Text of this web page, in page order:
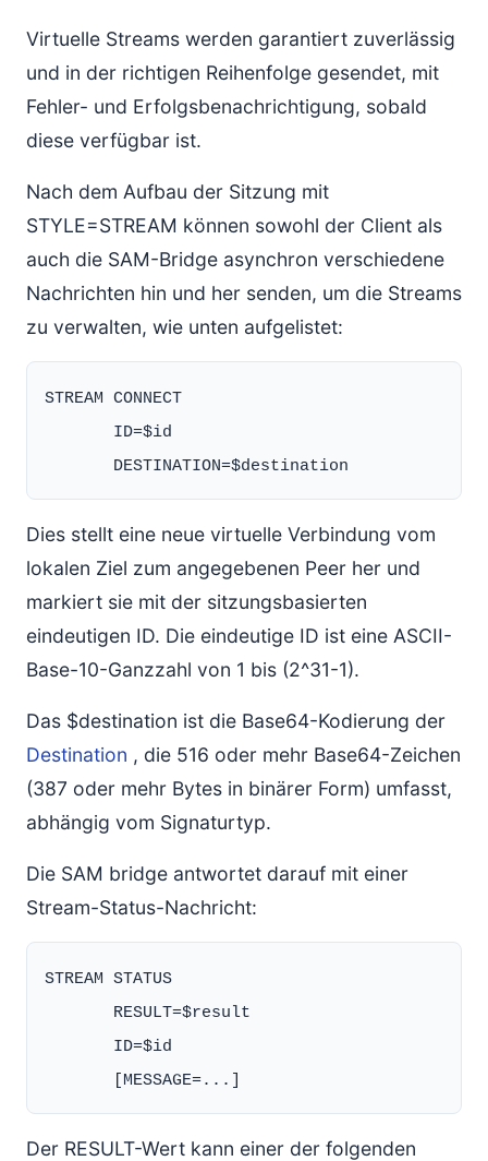
Virtuelle Streams werden garantiert zuverlässig
und in der richtigen Reihenfolge gesendet, mit
Fehler- und Erfolgsbenachrichtigung, sobald
diese verfügbar ist.
Nach dem Aufbau der Sitzung mit
STYLE=STREAM können sowohl der Client als
auch die SAM-Bridge asynchron verschiedene
Nachrichten hin und her senden, um die Streams
zu verwalten, wie unten aufgelistet:
STREAM CONNECT
       ID=$id
Dies stellt eine neue virtuelle Verbindung vom
lokalen Ziel zum angegebenen Peer her und
markiert sie mit der sitzungsbasierten
eindeutigen ID. Die eindeutige ID ist eine ASCII-
Base-10-Ganzzahl von 1 bis (2^31-1).
Das $destination ist die Base64-Kodierung der
Destination , die 516 oder mehr Base64-Zeichen
(387 oder mehr Bytes in binärer Form) umfasst,
abhängig vom Signaturtyp.
Die SAM bridge antwortet darauf mit einer
Stream-Status-Nachricht:
STREAM STATUS
       RESULT=$result
       ID=$id
Der RESULT-Wert kann einer der folgenden